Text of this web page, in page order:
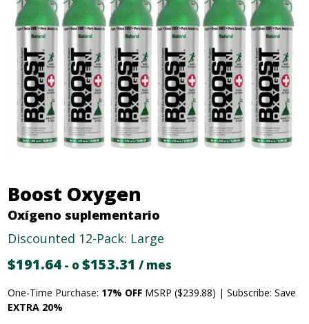
Boost Oxygen
Oxígeno suplementario
Discounted 12-Pack: Large
$191.64 - oOriginal
was:
$153.31 Current
is:
/ mes
One-Time Purchase: 17% OFF MSRP ($239.88) | Subscribe: Save
EXTRA 20%